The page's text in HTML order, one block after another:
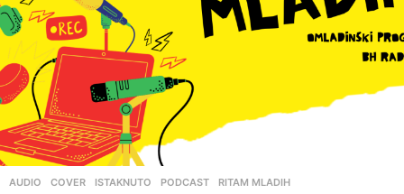
AUDIO ,COVER ,ISTAKNUTO ,PODCAST ,RITAM MLADIH